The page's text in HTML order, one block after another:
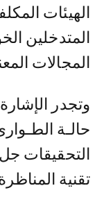
الهيئات
المتدخلين
المجالات
وتجدر
حالـة
التحقيقات
تقنية